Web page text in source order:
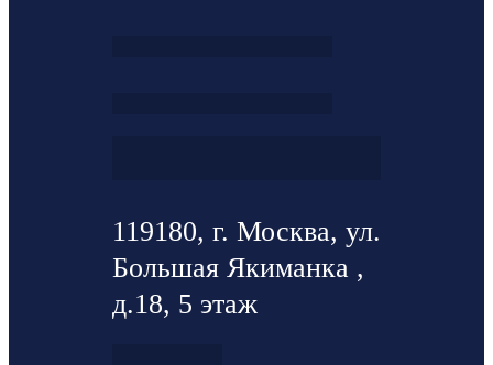
119180, г. Москва, ул.
Большая Якиманка ,
д.18, 5 этаж